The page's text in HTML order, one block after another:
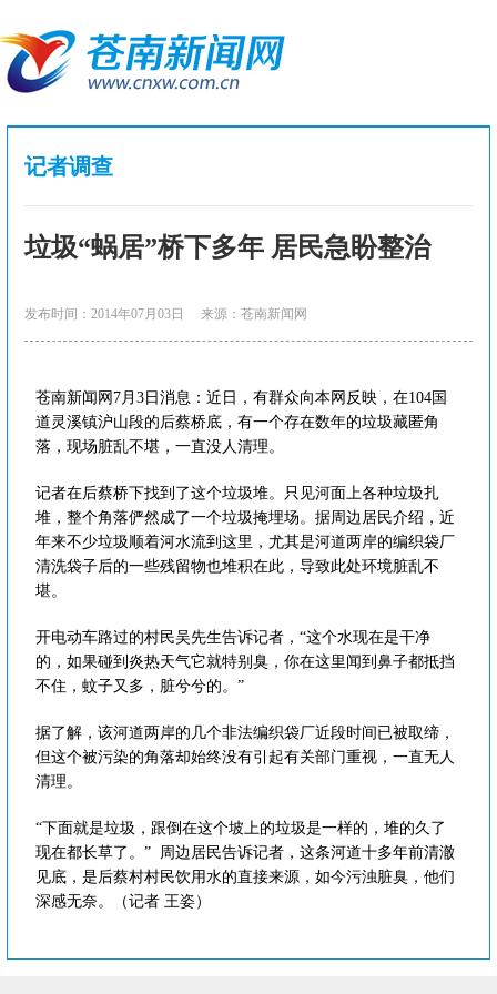
记者调查
垃圾“蜗居”桥下多年 居民急盼整治
发布时间：2014年07月03日 来源：苍南新闻网
苍南新闻网7月3日消息：近日，有群众向本网反映，在104国
道灵溪镇沪山段的后蔡桥底，有一个存在数年的垃圾藏匿角
落，现场脏乱不堪，一直没人清理。
记者在后蔡桥下找到了这个垃圾堆。只见河面上各种垃圾扎
堆，整个角落俨然成了一个垃圾掩埋场。据周边居民介绍，近
年来不少垃圾顺着河水流到这里，尤其是河道两岸的编织袋厂
清洗袋子后的一些残留物也堆积在此，导致此处环境脏乱不
堪。
开电动车路过的村民吴先生告诉记者，“这个水现在是干净
的，如果碰到炎热天气它就特别臭，你在这里闻到鼻子都抵挡
不住，蚊子又多，脏兮兮的。”
据了解，该河道两岸的几个非法编织袋厂近段时间已被取缔，
但这个被污染的角落却始终没有引起有关部门重视，一直无人
清理。
“下面就是垃圾，跟倒在这个坡上的垃圾是一样的，堆的久了
现在都长草了。” 周边居民告诉记者，这条河道十多年前清澈
见底，是后蔡村村民饮用水的直接来源，如今污浊脏臭，他们
深感无奈。（记者 王姿）